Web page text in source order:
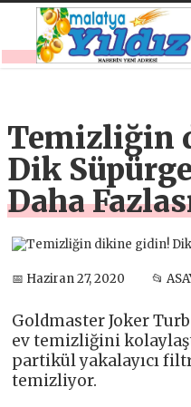
Temizliğin
Dik
Daha
📅 Haziran 27, 2020 📂
Goldmaster Joker
ev temizliğini
partikül yakalayıcı
temizliyor.